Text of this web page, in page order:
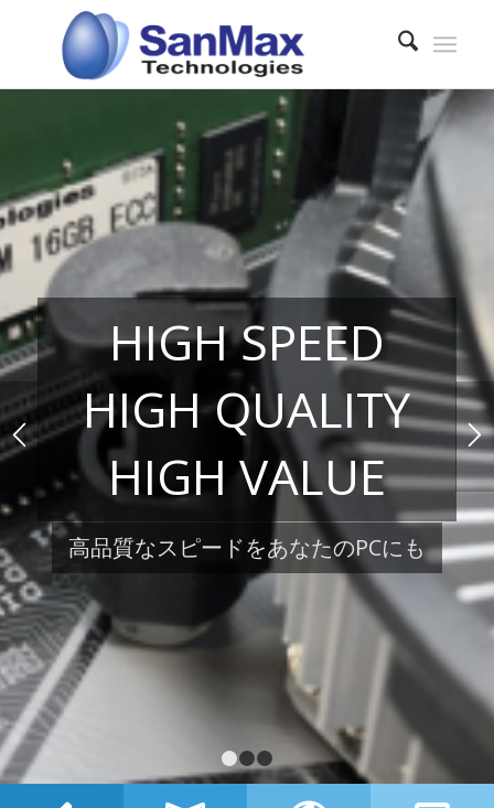
1 2
HIGH SPEED
HIGH QUALITY
HIGH VALUE
高品質なスピードをあなたのPCにも